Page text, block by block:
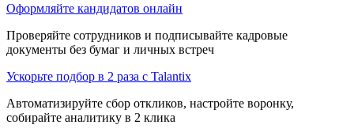
Оформляйте кандидатов онлайн
Проверяйте сотрудников и подписывайте кадровые
документы без бумаг и личных встреч
Ускорьте подбор в 2 раза с Talantix
Автоматизируйте сбор откликов, настройте воронку,
собирайте аналитику в 2 клика